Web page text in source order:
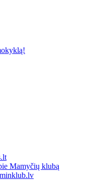
Mamyčių klubą